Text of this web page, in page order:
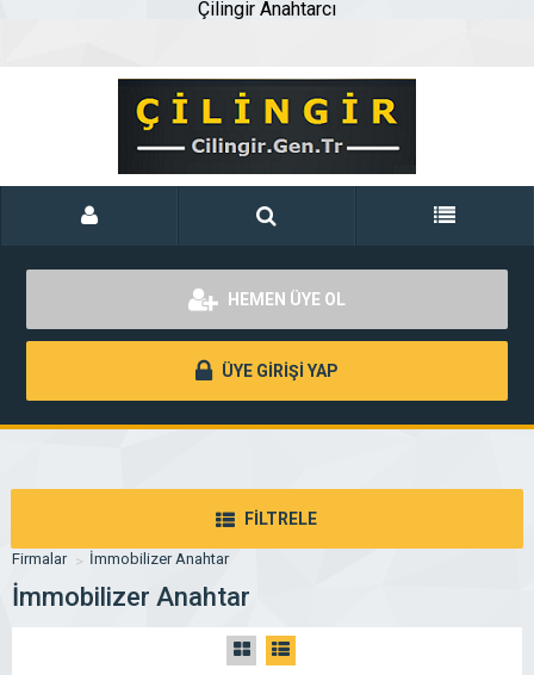
Çilingir Anahtarcı
HEMEN ÜYE OL
ÜYE GİRİŞİ YAP
FİLTRELE
Firmalar İmmobilizer Anahtar
İmmobilizer Anahtar